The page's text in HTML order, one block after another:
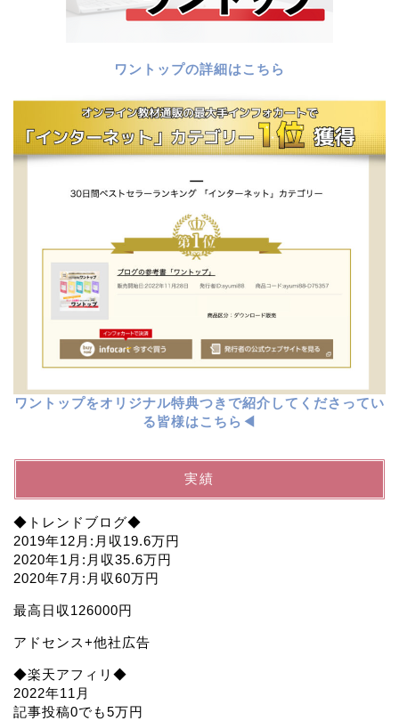
ワントップの詳細はこちら
ワントップをオリジナル特典つきで紹介してくださってい
る皆様はこちら◀︎
実績
◆トレンドブログ◆
2019年12月:月収19.6万円
2020年1月:月収35.6万円
2020年7月:月収60万円
最高日収126000円
アドセンス+他社広告
◆楽天アフィリ◆
2022年11月
記事投稿0でも5万円